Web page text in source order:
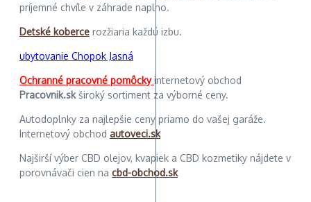
príjemné chvíle v záhrade naplno.
Detské koberce rozžiaria každú izbu.
ubytovanie Chopok Jasná
Ochranné pracovné pomôckyinternetový obchod
Pracovnik.skširoký sortiment za výborné ceny.
Autodoplnky za najlepšie ceny priamo do vašej garáže.
Internetový obchod autoveci.sk
Najširší výber CBD olejov, kvapiek a CBD kozmetiky nájdete v
porovnávači cien na cbd-obchod.sk